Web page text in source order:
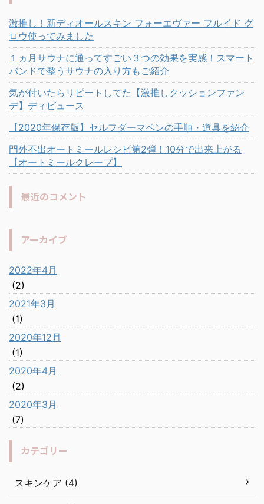
激推し！新ディオールスキン フォーエヴァー フルイド グ
ロウ使ってみました
１ヵ月サウナに通ってすごい３つの効果を実感！スマート
バンドで整うサウナの入り方もご紹介
気が付いたらリピートしてた【激推しクッションファン
デ】ディビュース
【2020年保存版】セルフダーマペンの手順・道具を紹介
門外不出オートミールレシピ第2弾！10分で出来上がる
【オートミールクレープ】
最近のコメント
アーカイブ
2022年4月
(2)
2021年3月
(1)
2020年12月
(1)
2020年4月
(2)
2020年3月
(7)
カテゴリー
スキンケア (4)